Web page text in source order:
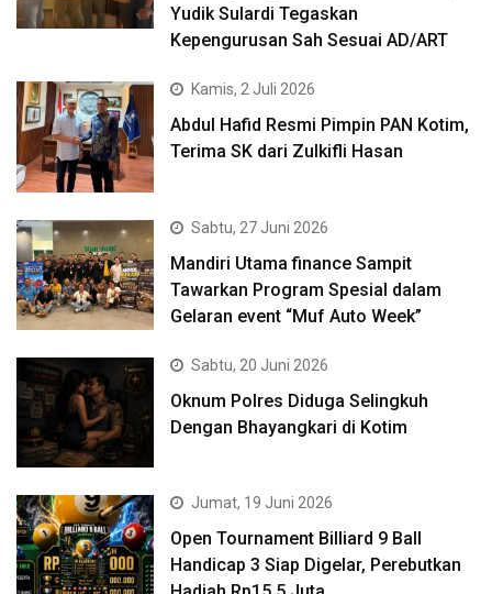
Yudik Sulardi Tegaskan
Kepengurusan Sah Sesuai AD/ART
Kamis, 2 Juli 2026
Abdul Hafid Resmi Pimpin PAN Kotim,
Terima SK dari Zulkifli Hasan
Sabtu, 27 Juni 2026
Mandiri Utama finance Sampit
Tawarkan Program Spesial dalam
Gelaran event “Muf Auto Week”
Sabtu, 20 Juni 2026
Oknum Polres Diduga Selingkuh
Dengan Bhayangkari di Kotim
Jumat, 19 Juni 2026
Open Tournament Billiard 9 Ball
Handicap 3 Siap Digelar, Perebutkan